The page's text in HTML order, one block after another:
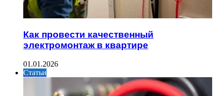
Как провести качественный
электромонтаж в квартире
01.01.2026
Статьи